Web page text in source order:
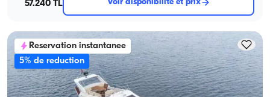
57.240 TL
Voir disponibilité et prix
Reservation instantanee
5% de reduction